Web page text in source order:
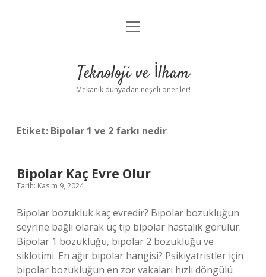
Anasayfa
Yasal Uyarı
menüyü
Teknoloji ve İlham
Mekanik dünyadan neşeli öneriler!
Etiket: Bipolar 1 ve 2 farkı nedir
Bipolar Kaç Evre Olur
Tarih: Kasım 9, 2024
Bipolar bozukluk kaç evredir? Bipolar bozukluğun
seyrine bağlı olarak üç tip bipolar hastalık görülür:
Bipolar 1 bozukluğu, bipolar 2 bozukluğu ve
siklotimi. En ağır bipolar hangisi? Psikiyatristler için
bipolar bozukluğun en zor vakaları hızlı döngülü